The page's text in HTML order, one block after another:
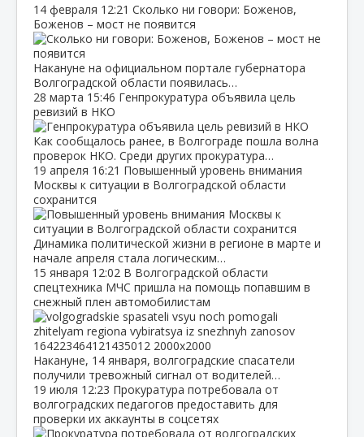
14 февраля 12:21 Сколько ни говори: Боженов,
Боженов – мост не появится
Накануне на официальном портале губернатора
Волгоградской области появилась…
28 марта 15:46 Генпрокуратура объявила цель
ревизий в НКО
Как сообщалось ранее, в Волгограде пошла волна
проверок НКО. Среди других прокуратура…
19 апреля 16:21 Повышенный уровень внимания
Москвы к ситуации в Волгоградской области
сохранится
Динамика политической жизни в регионе в марте и
начале апреля стала логическим…
15 января 12:02 В Волгоградской области
спецтехника МЧС пришла на помощь попавшим в
снежный плен автомобилистам
Накануне, 14 января, волгоградские спасатели
получили тревожный сигнал от водителей…
19 июля 12:23 Прокуратура потребовала от
волгоградских педагогов предоставить для
проверки их аккаунты в соцсетях